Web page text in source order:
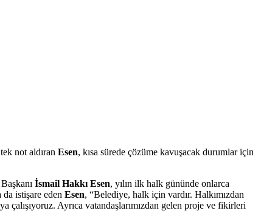
not aldıran Esen, kısa sürede çözüme kavuşacak durumlar için
İsmail Hakkı Esen, yılın ilk halk gününde onlarca
istişare eden Esen, “Belediye, halk için vardır. Halkımızdan
Ayrıca vatandaşlarımızdan gelen proje ve fikirleri